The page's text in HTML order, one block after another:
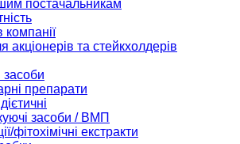
постачальникам
компанії
акціонерів та стейкхолдерів
засоби
препарати
засоби / ВМП
фітохімічні екстракти